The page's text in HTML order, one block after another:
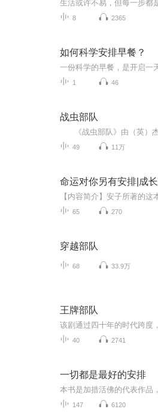
8 2365
如何科学安排早餐？
1 46
战虫部队
49 11万
命运对你另有安排|成长
65 270
穿越部队
68 33.9万
王牌部队
40 2741
一切都是最好的安排
147 6120